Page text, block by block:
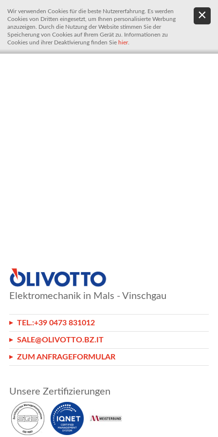
Wir verwenden Cookies für die beste Nutzererfahrung. Es werden
Cookies von Dritten eingesetzt, um Ihnen personalisierte Werbung
anzuzeigen. Durch die Nutzung der Website stimmen Sie der
Speicherung von Cookies auf Ihrem Gerät zu. Informationen zu
Cookies und ihrer Deaktivierung finden Sie hier.
De.It
Elektromechanik in Mals - Vinschgau
TEL.:+39 0473 831012
SALE@OLIVOTTO.BZ.IT
ZUM ANFRAGEFORMULAR
Unsere Zertifizierungen